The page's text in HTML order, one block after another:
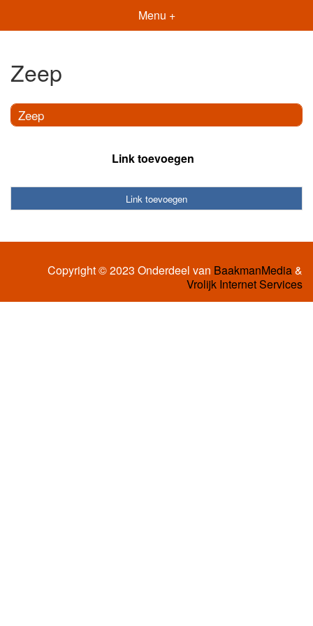
Menu +
Zeep
Zeep
Link toevoegen
Link toevoegen
Copyright © 2023 Onderdeel van BaakmanMedia&
Vrolijk Internet Services